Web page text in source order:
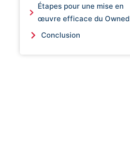
Étapes pour une mise en
œuvre efficace du Owned
Conclusion